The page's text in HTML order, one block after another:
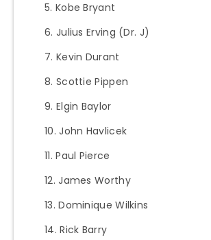
Kobe Bryant
Julius Erving (Dr. J)
Kevin Durant
Scottie Pippen
Elgin Baylor
John Havlicek
Paul Pierce
James Worthy
Dominique Wilkins
Rick Barry